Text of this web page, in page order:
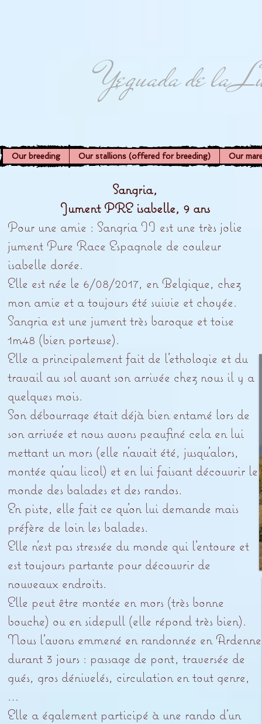
Yeguada de la
Our breeding Our stallions (offered for breeding) Our
Sangria,
Jument PRE isabelle, 9 ans
Pour une amie : Sangria II est une très jolie
jument Pure Race Espagnole de couleur
isabelle dorée.
Elle est née le 6/08/2017, en Belgique, chez
mon amie et a toujours été suivie et choyée.
Sangria est une jument très baroque et toise
1m48 (bien porteuse).
Elle a principalement fait de l’ethologie et du
travail au sol avant son arrivée chez nous il y a
quelques mois.
Son débourrage était déjà bien entamé lors de
son arrivée et nous avons peaufiné cela en lui
mettant un mors (elle n’avait été, jusqu’alors,
montée qu’au licol) et en lui faisant découvrir le
monde des balades et des randos.
En piste, elle fait ce qu’on lui demande mais
préfère de loin les balades.
Elle n’est pas stressée du monde qui l’entoure et
est toujours partante pour découvrir de
nouveaux endroits.
Elle peut être montée en mors (très bonne
bouche) ou en sidepull (elle répond très bien).
Nous l’avons emmené en randonnée en Ardenne
durant 3 jours : passage de pont, traversée de
gués, gros dénivelés, circulation en tout genre,
…
Elle a également participé à une rando d’un